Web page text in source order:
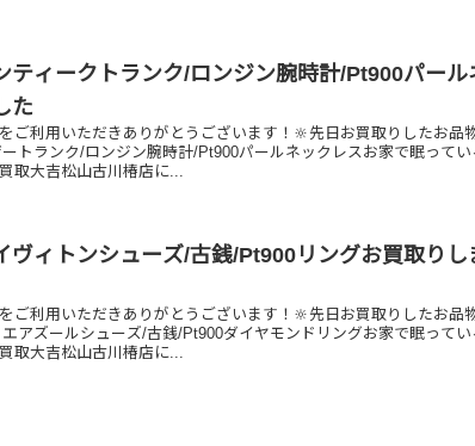
ティークトランク/ロンジン腕時計/Pt900パール
た
ご利用いただきありがとうございます！🔆先日お買取りしたお品
トランク/ロンジン腕時計/Pt900パールネックレスお家で眠って
取大吉松山古川椿店に...
ヴィトンシューズ/古銭/Pt900リングお買取りし
ご利用いただきありがとうございます！🔆先日お買取りしたお品
アズールシューズ/古銭/Pt900ダイヤモンドリングお家で眠って
取大吉松山古川椿店に...